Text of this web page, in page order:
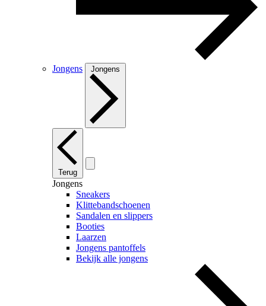
Jongens Jongens
Terug
Jongens
Sneakers
Klittebandschoenen
Sandalen en slippers
Booties
Laarzen
Jongens pantoffels
Bekijk alle jongens